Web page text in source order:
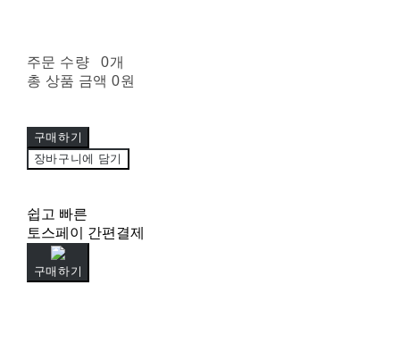
주문 수량
0개
총 상품 금액 0원
구매하기
장바구니에 담기
쉽고 빠른
토스페이 간편결제
구매하기